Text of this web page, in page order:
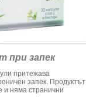
при запек
притежава
запек. Продуктът
и няма странични